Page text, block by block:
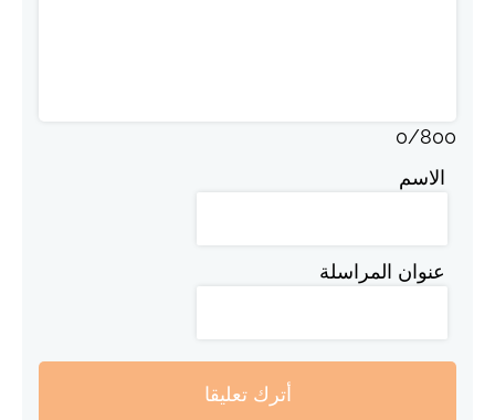
0/800
الاسم
عنوان المراسلة
أترك تعليقا